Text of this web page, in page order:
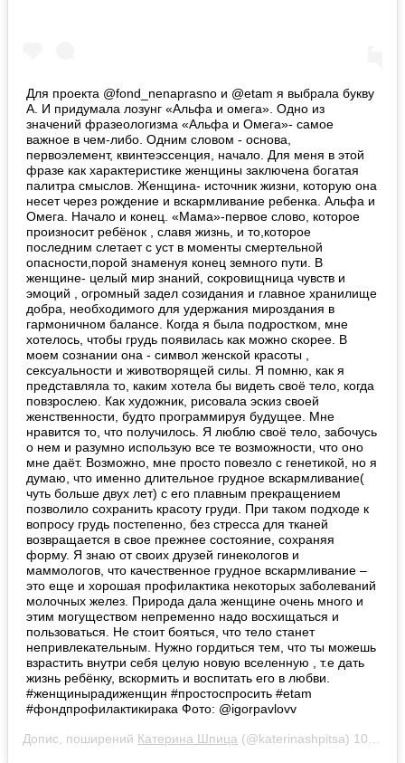
Для проекта @fond_nenaprasno и @etam я выбрала букву
А. И придумала лозунг «Альфа и омега». Одно из
значений фразеологизма «Альфа и Омега»- самое
важное в чем-либо. Одним словом - основа,
первоэлемент, квинтеэссенция, начало. Для меня в этой
фразе как характеристике женщины заключена богатая
палитра смыслов. Женщина- источник жизни, которую она
несет через рождение и вскармливание ребенка. Альфа и
Омега. Начало и конец. «Мама»-первое слово, которое
произносит ребёнок , славя жизнь, и то,которое
последним слетает с уст в моменты смертельной
опасности,порой знаменуя конец земного пути. В
женщине- целый мир знаний, сокровищница чувств и
эмоций , огромный задел созидания и главное хранилище
добра, необходимого для удержания мироздания в
гармоничном балансе. Когда я была подростком, мне
хотелось, чтобы грудь появилась как можно скорее. В
моем сознании она - символ женской красоты ,
сексуальности и животворящей силы. Я помню, как я
представляла то, каким хотела бы видеть своё тело, когда
повзрослею. Как художник, рисовала эскиз своей
женственности, будто программируя будущее. Мне
нравится то, что получилось. Я люблю своё тело, забочусь
о нем и разумно использую все те возможности, что оно
мне даёт. Возможно, мне просто повезло с генетикой, но я
думаю, что именно длительное грудное вскармливание(
чуть больше двух лет) с его плавным прекращением
позволило сохранить красоту груди. При таком подходе к
вопросу грудь постепенно, без стресса для тканей
возвращается в свое прежнее состояние, сохраняя
форму. Я знаю от своих друзей гинекологов и
маммологов, что качественное грудное вскармливание –
это еще и хорошая профилактика некоторых заболеваний
молочных желез. Природа дала женщине очень много и
этим могуществом непременно надо восхищаться и
пользоваться. Не стоит бояться, что тело станет
непривлекательным. Нужно гордиться тем, что ты можешь
взрастить внутри себя целую новую вселенную , т.е дать
жизнь ребёнку, вскормить и воспитать его в любви.
#женщинырадиженщин #простоспросить #etam
#фондпрофилактикирака Фото: @igorpavlovv
Допис, поширений Катерина Шпица (@katerinashpitsa) 10 Бер 2019 р. о 5:20 PDT